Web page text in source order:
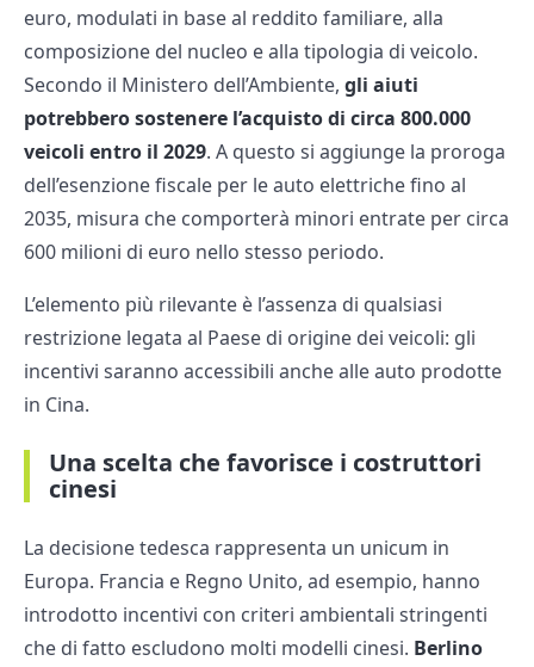
euro, modulati in base al reddito familiare, alla
composizione del nucleo e alla tipologia di veicolo.
Secondo il Ministero dell’Ambiente, gli aiuti
potrebbero sostenere l’acquisto di circa 800.000
veicoli entro il 2029. A questo si aggiunge la proroga
dell’esenzione fiscale per le auto elettriche fino al
2035, misura che comporterà minori entrate per circa
600 milioni di euro nello stesso periodo.
L’elemento più rilevante è l’assenza di qualsiasi
restrizione legata al Paese di origine dei veicoli: gli
incentivi saranno accessibili anche alle auto prodotte
in Cina.
Una scelta che favorisce i costruttori
cinesi
La decisione tedesca rappresenta un unicum in
Europa. Francia e Regno Unito, ad esempio, hanno
introdotto incentivi con criteri ambientali stringenti
che di fatto escludono molti modelli cinesi. Berlino